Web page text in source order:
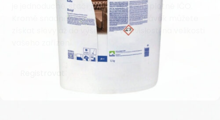
je jednoduché, stačí podnikat a mít platné IČO.
Kromě snadnějšího procesu objednávek můžete
získat slevy až do výše 25 % v závislosti na velikosti